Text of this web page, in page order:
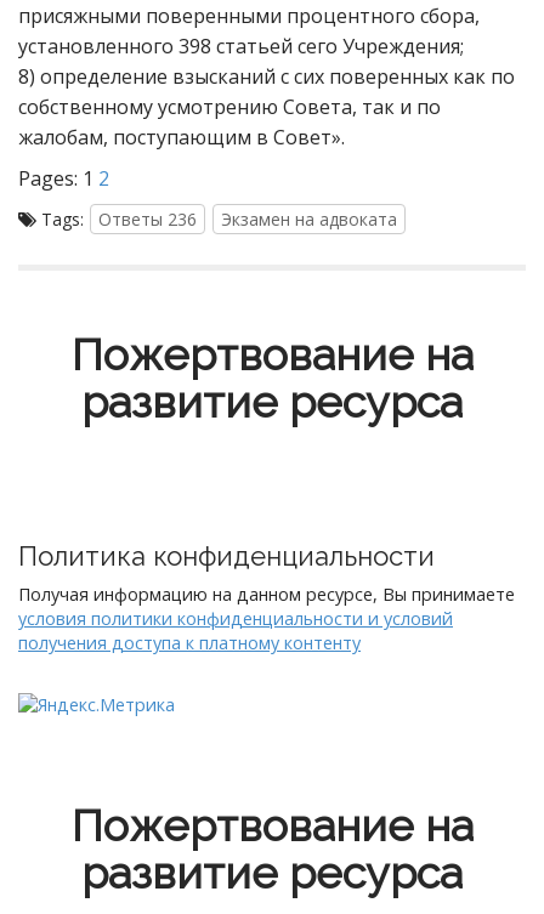
присяжными поверенными процентного сбора,
установленного 398 статьей сего Учреждения;
8) определение взысканий с сих поверенных как по
собственному усмотрению Совета, так и по
жалобам, поступающим в Совет».
Pages: 1 2
Tags: Ответы 236 Экзамен на адвоката
Пожертвование на
развитие ресурса
Политика конфиденциальности
Получая информацию на данном ресурсе, Вы принимаете
условия политики конфиденциальности и условий
получения доступа к платному контенту
Пожертвование на
развитие ресурса